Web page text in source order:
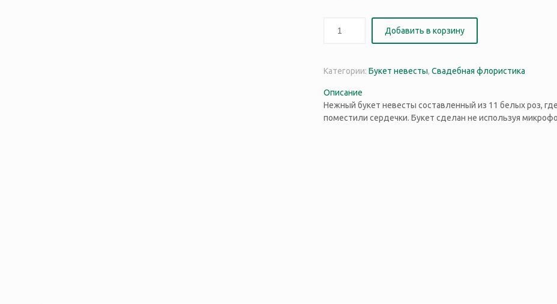
Добавить в корзину
Категории: Букет невесты, Свадебная флористика
Описание
Нежный букет невесты составленный из 11 белых роз,
поместили сердечки. Букет сделан не используя